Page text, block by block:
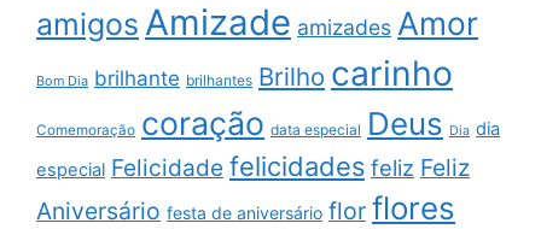
amigos Amizade amizades Amor
Bom Dia brilhante brilhantes Brilho carinho
Comemoração coração data especial Deus Dia dia
especial Felicidade felicidades feliz Feliz
Aniversário festa de aniversário flor flores